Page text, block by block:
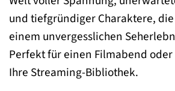
und tiefgründiger Charaktere,
einem unvergesslichen
Perfekt für einen Filmabend
Ihre Streaming-Bibliothek.